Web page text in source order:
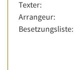
Texter:
Arrangeur:
Besetzungsliste: